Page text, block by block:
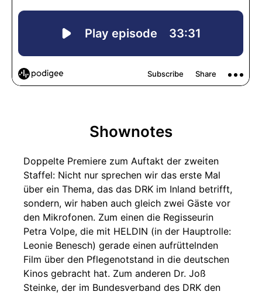
Shownotes
Doppelte Premiere zum Auftakt der zweiten
Staffel: Nicht nur sprechen wir das erste Mal
über ein Thema, das das DRK im Inland betrifft,
sondern, wir haben auch gleich zwei Gäste vor
den Mikrofonen. Zum einen die Regisseurin
Petra Volpe, die mit HELDIN (in der Hauptrolle:
Leonie Benesch) gerade einen aufrüttelnden
Film über den Pflegenotstand in die deutschen
Kinos gebracht hat. Zum anderen Dr. Joß
Steinke, der im Bundesverband des DRK den